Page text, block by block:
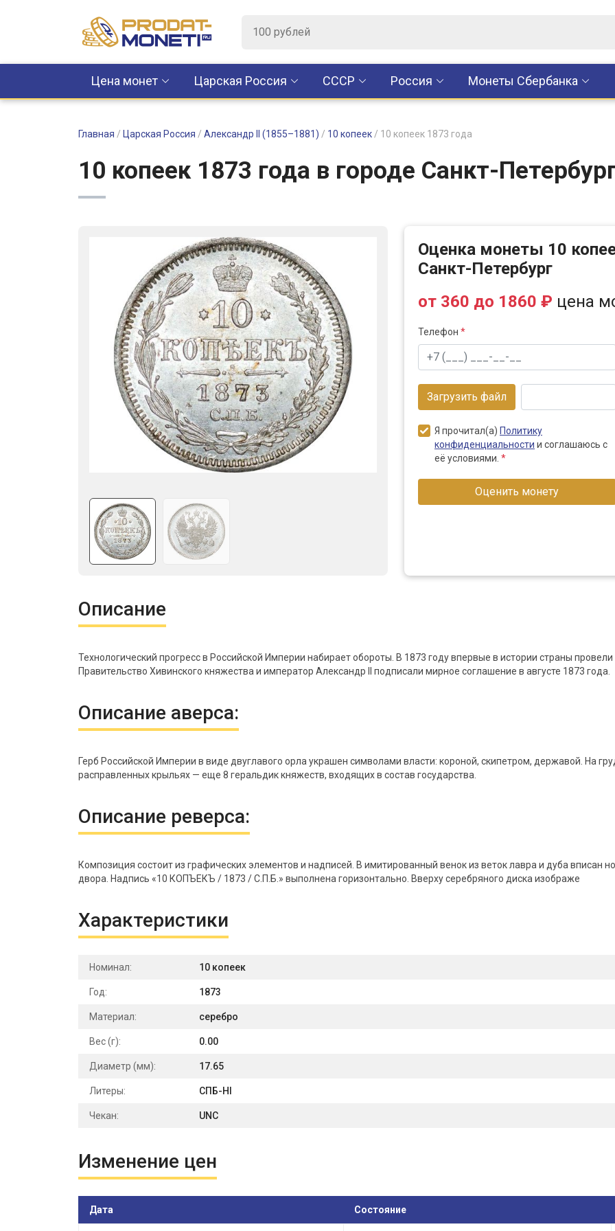
Цена монет Царская Россия CCCР Россия Монеты Сбербанка
Главная / Царская Россия / Александр II (1855–1881) / 10 копеек / 10 копеек 1873 года
10 копеек 1873 года в городе Санкт-
Оценка монеты 10
Санкт-Петербург
от 360 до 1860 ₽ цена
Телефон *
Загрузить файл
Я прочитал(а) Политику
конфиденциальности и соглашаюсь с
её условиями. *
Оценить монету
Описание
Технологический прогресс в Российской Империи набирает обороты. В 1873 году впервые в истории страны
Правительство Хивинского княжества и император Александр II подписали мирное соглашение в августе 1873 года.
Описание аверса:
Герб Российской Империи в виде двуглавого орла украшен символами власти: короной, скипетром, державой. На
расправленных крыльях — еще 8 геральдик княжеств, входящих в состав государства.
Описание реверса:
Композиция состоит из графических элементов и надписей. В имитированный венок из веток лавра и дуба вписан
двора. Надпись «10 КОПЪЕКЪ / 1873 / С.П.Б.» выполнена горизонтально. Вверху серебряного диска изображе
Характеристики
Номинал: 10 копеек
Год: 1873
Материал: серебро
Вес (г): 0.00
Диаметр (мм): 17.65
Литеры: СПБ-HI
Чекан: UNC
Изменение цен
Дата Состояние